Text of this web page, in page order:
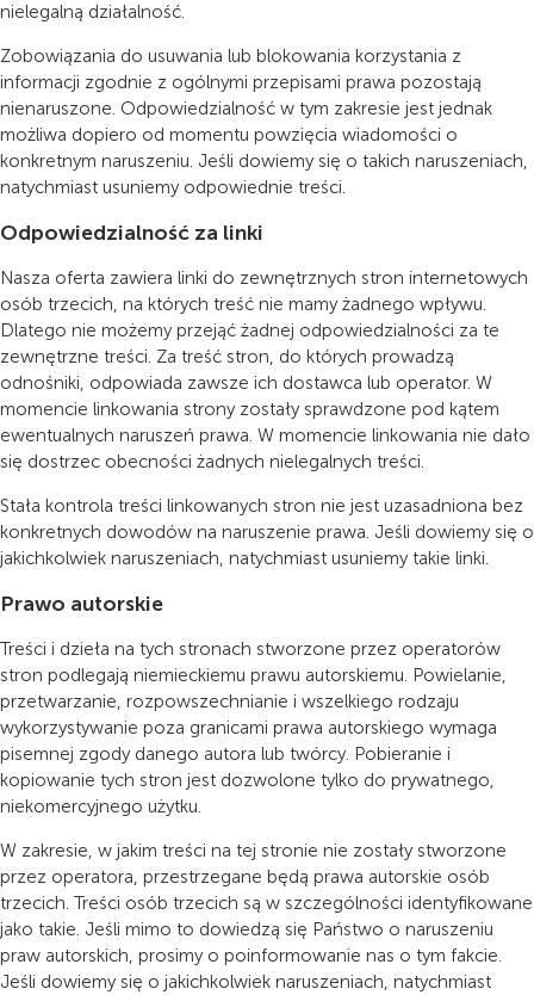
nielegalną działalność.
Zobowiązania do usuwania lub blokowania korzystania z
informacji zgodnie z ogólnymi przepisami prawa pozostają
nienaruszone. Odpowiedzialność w tym zakresie jest jednak
możliwa dopiero od momentu powzięcia wiadomości o
konkretnym naruszeniu. Jeśli dowiemy się o takich naruszeniach,
natychmiast usuniemy odpowiednie treści.
Odpowiedzialność za linki
Nasza oferta zawiera linki do zewnętrznych stron internetowych
osób trzecich, na których treść nie mamy żadnego wpływu.
Dlatego nie możemy przejąć żadnej odpowiedzialności za te
zewnętrzne treści. Za treść stron, do których prowadzą
odnośniki, odpowiada zawsze ich dostawca lub operator. W
momencie linkowania strony zostały sprawdzone pod kątem
ewentualnych naruszeń prawa. W momencie linkowania nie dało
się dostrzec obecności żadnych nielegalnych treści.
Stała kontrola treści linkowanych stron nie jest uzasadniona bez
konkretnych dowodów na naruszenie prawa. Jeśli dowiemy się o
jakichkolwiek naruszeniach, natychmiast usuniemy takie linki.
Prawo autorskie
Treści i dzieła na tych stronach stworzone przez operatorów
stron podlegają niemieckiemu prawu autorskiemu. Powielanie,
przetwarzanie, rozpowszechnianie i wszelkiego rodzaju
wykorzystywanie poza granicami prawa autorskiego wymaga
pisemnej zgody danego autora lub twórcy. Pobieranie i
kopiowanie tych stron jest dozwolone tylko do prywatnego,
niekomercyjnego użytku.
W zakresie, w jakim treści na tej stronie nie zostały stworzone
przez operatora, przestrzegane będą prawa autorskie osób
trzecich. Treści osób trzecich są w szczególności identyfikowane
jako takie. Jeśli mimo to dowiedzą się Państwo o naruszeniu
praw autorskich, prosimy o poinformowanie nas o tym fakcie.
Jeśli dowiemy się o jakichkolwiek naruszeniach, natychmiast